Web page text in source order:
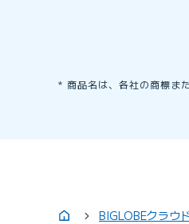
商品名は、各社の商標ま
BIGLOBEクラウ